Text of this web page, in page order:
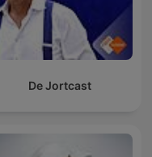
De Jortcast